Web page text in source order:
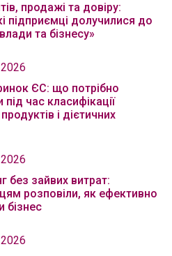
продажі та довіру:
підприємці долучилися до
та бізнесу»
ЄС: що потрібно
під час класифікації
і дієтичних
без зайвих витрат:
розповіли, як ефективно
бізнес